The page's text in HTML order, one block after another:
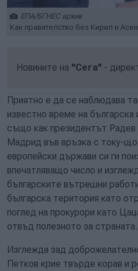
ЕПА/БГНЕС архив
Как правителство без Кирил и
Новините на "Сега" -
Приятно е да се наблюдава
известно време на
също как президентът Радев
Мадрид във връзка с току-що
европейски държави си ги
впечатляващо число и
българските вътрешни
българска територия като
поглед на прокурори като
отвъд полезното за страната.
Изглежда зад
Петков крие твърде корав и